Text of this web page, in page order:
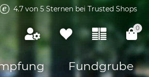
4.7 von 5 Sternen bei Trusted Shops
0
Fundgrube